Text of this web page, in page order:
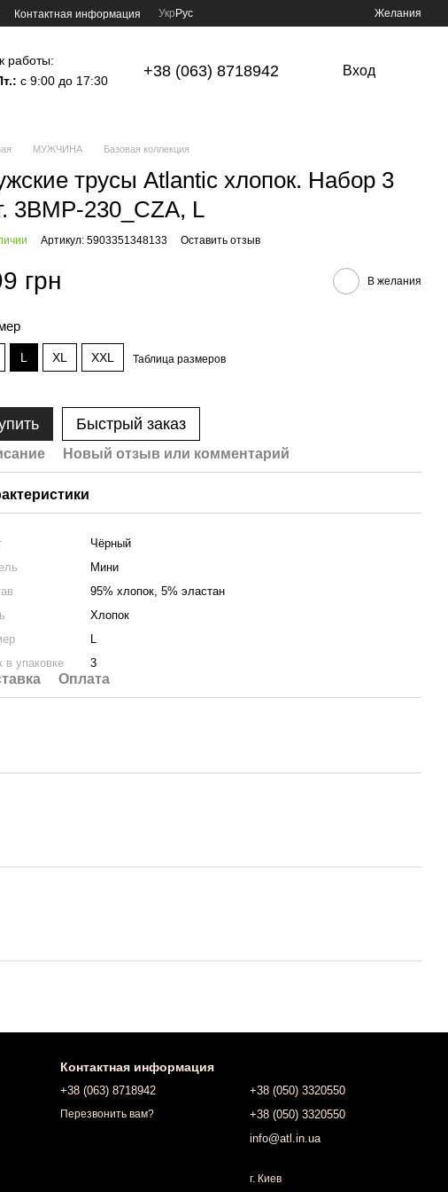
Контактная информация Укр Рус Желания
работы:
с 9:00 до 17:30
+38 (063) 8718942 Вход
МУЖЧИНА Базовая коллекция
трусы Atlantic хлопок. Набор 3
3BMP-230_CZA, L
Артикул: 5903351348133 Оставить отзыв
грн В желания
L XL XXL Таблица размеров
Быстрый заказ
Новый отзыв или комментарий
Чёрный
Мини
95% хлопок, 5% эластан
Хлопок
L
в упаковке
3
Оплата
Контактная информация
+38 (063) 8718942
Перезвонить вам?
+38 (050) 3320550
+38 (050) 3320550
info@atl.in.ua
г. Киев